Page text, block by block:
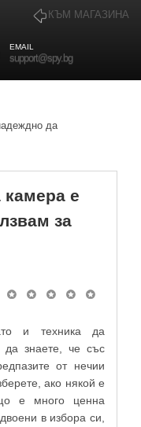
КЪМ МАГАЗИНА
EMAIL
support@spy.bg
да
камера е
за
и техника да
да знаете, че със
от нечии
ако някой е
е много ценна
в избора си,